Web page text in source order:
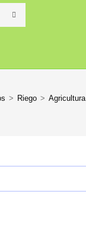
> Riego > Agricultura